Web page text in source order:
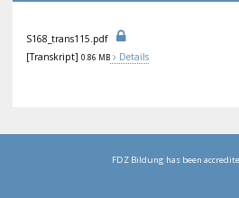
S168_trans115.pdf
[Transkript] 0.86 MB
Details
FDZ Bildung has been